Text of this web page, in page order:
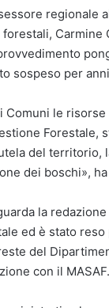
regionale
Carmine
sospeso per
Comuni le
Forestale,
del territorio,
dei boschi»,
la
ed è stato
del
con il MASAF.